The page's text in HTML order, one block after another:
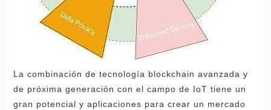
La combinación de tecnología blockchain avanzada y
de próxima generación con el campo de IoT tiene un
gran potencial y aplicaciones para crear un mercado